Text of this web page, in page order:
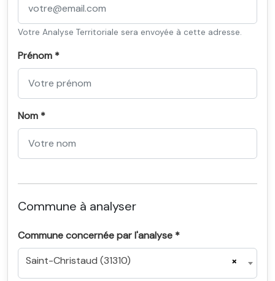
Votre Analyse Territoriale sera envoyée à cette adresse.
Prénom *
Nom *
Commune à analyser
Commune concernée par l'analyse *
×
Saint-Christaud (31310)